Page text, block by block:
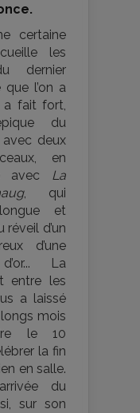
certaine
les
dernier
que l’on a
fait fort,
du
avec deux
en
avec La
, qui
et
d’un
d’une
La
entre les
a laissé
mois
le 10
la fin
en salle.
du
sur son